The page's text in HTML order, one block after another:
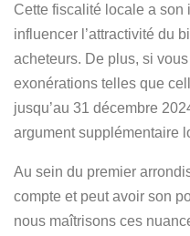
Cette fiscalité locale a son
influencer l’attractivité du
acheteurs. De plus, si
exonérations telles que
jusqu’au 31 décembre
argument supplémentaire
Au sein du premier
compte et peut avoir son
nous maîtrisons ces